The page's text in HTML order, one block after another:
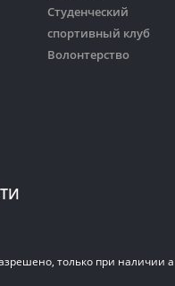
Студенческий
спортивный клуб
Волонтерство
только при наличии